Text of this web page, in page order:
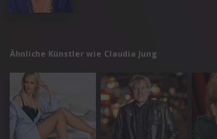
Ähnliche Künstler wie Claudia Jung